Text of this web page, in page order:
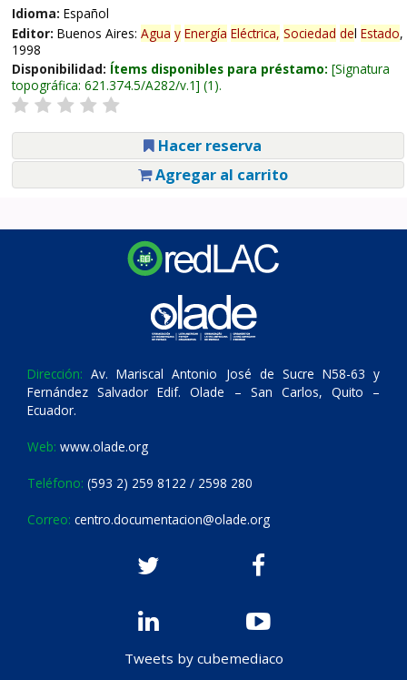
Idioma: Español
Editor: Buenos Aires: Agua y Energía Eléctrica, Sociedad del Estado,
1998
Disponibilidad: Ítems disponibles para préstamo: Signatura
topográfica: 621.374.5/A282/v.1 (1).
Hacer reserva
Agregar al carrito
Dirección: Av. Mariscal Antonio José de Sucre N58-63 y
Fernández Salvador Edif. Olade – San Carlos, Quito –
Ecuador.
Web: www.olade.org
Teléfono: (593 2) 259 8122 / 2598 280
Correo: centro.documentacion@olade.org
Tweets by cubemediaco